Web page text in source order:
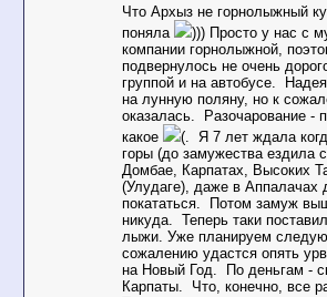
Что Архыз не горнолыжный
поняла
))) Просто у нас с
компании горнолыжной,
подвернулось не очень
группой и на автобусе.
на лунную поляну, но к
оказалась. Разочарование -
какое
(. Я 7 лет ждала
горы (до замужества ездила
Домбае, Карпатах, Высоких
(Улудаге), даже в Аппалачах
покататься. Потом замуж
никуда. Теперь таки
лыжи. Уже планируем
сожалению удастся опять
на Новый Год. По деньгам -
Карпаты. Что, конечно, все